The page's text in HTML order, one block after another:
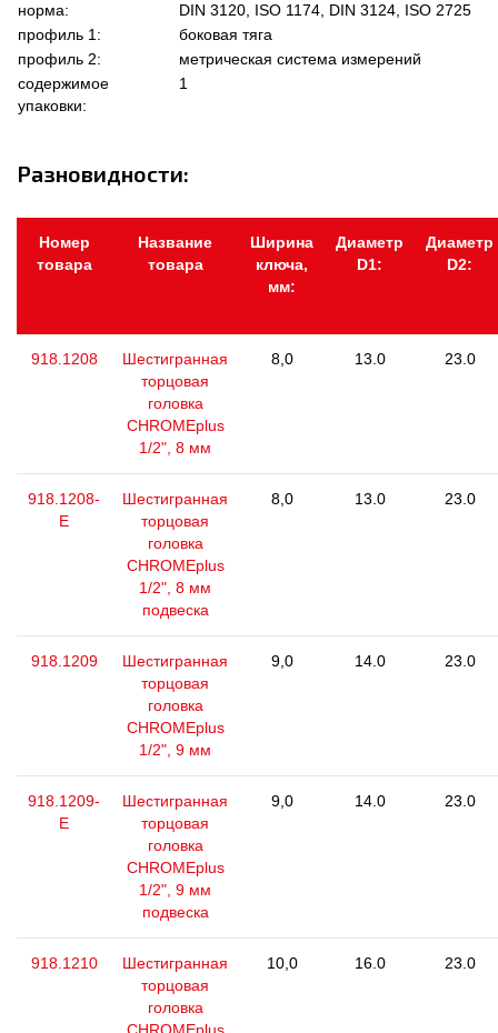
норма:
DIN 3120, ISO 1174, DIN 3124, ISO 2725
профиль 1:
боковая тяга
профиль 2:
метрическая система измерений
содержимое
упаковки:
1
Разновидности:
Номер
товара
Название
товара
Ширина
ключа,
мм:
Диаметр
D1:
Диаметр
D2:
918.1208
Шестигранная
торцовая
головка
CHROMEplus
1/2", 8 мм
8,0 13.0 23.0
918.1208-
E
Шестигранная
торцовая
головка
CHROMEplus
1/2", 8 мм
подвеска
8,0 13.0 23.0
918.1209
Шестигранная
торцовая
головка
CHROMEplus
1/2", 9 мм
9,0 14.0 23.0
918.1209-
E
Шестигранная
торцовая
головка
CHROMEplus
1/2", 9 мм
подвеска
9,0 14.0 23.0
918.1210
Шестигранная
торцовая
головка
10,0 16.0 23.0